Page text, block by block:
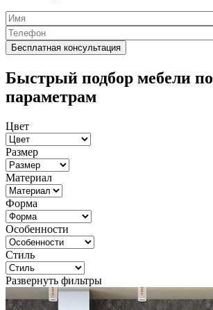
Быстрый подбор мебели по
параметрам
Цвет
Размер
Материал
Форма
Особенности
Стиль
Развернуть фильтры